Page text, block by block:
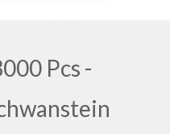
Pcs -